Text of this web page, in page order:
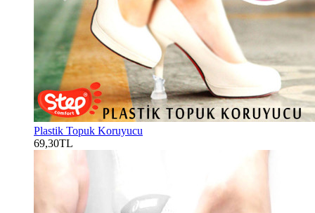
Plastik Topuk Koruyucu
69,30TL